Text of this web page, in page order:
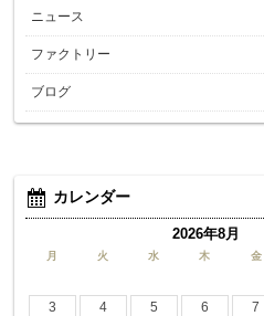
ニュース
ファクトリー
ブログ
カレンダー
2026年8月
月 火 水 木 金
3
4 5 6 7